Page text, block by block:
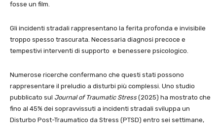
fosse un film.
Gli incidenti stradali rappresentano la ferita profonda e invisibile
troppo spesso trascurata. Necessaria diagnosi precoce e
tempestivi interventi di supporto e benessere psicologico.
Numerose ricerche confermano che questi stati possono
rappresentare il preludio a disturbi più complessi. Uno studio
pubblicato sul Journal of Traumatic Stress (2025) ha mostrato che
fino al 45% dei sopravvissuti a incidenti stradali sviluppa un
Disturbo Post-Traumatico da Stress (PTSD) entro sei settimane,